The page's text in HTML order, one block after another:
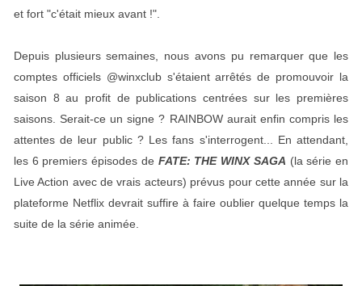
et fort "c'était mieux avant !".
Depuis plusieurs semaines, nous avons pu remarquer que les
comptes officiels @winxclub s'étaient arrêtés de promouvoir la
saison 8 au profit de publications centrées sur les premières
saisons. Serait-ce un signe ? RAINBOW aurait enfin compris les
attentes de leur public ? Les fans s'interrogent... En attendant,
les 6 premiers épisodes de FATE: THE WINX SAGA (la série en
Live Action avec de vrais acteurs) prévus pour cette année sur la
plateforme Netflix devrait suffire à faire oublier quelque temps la
suite de la série animée.